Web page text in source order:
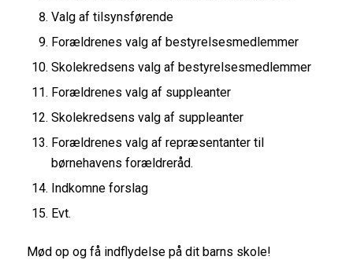
Valg af tilsynsførende
Forældrenes valg af bestyrelsesmedlemmer
Skolekredsens valg af bestyrelsesmedlemmer
Forældrenes valg af suppleanter
Skolekredsens valg af suppleanter
Forældrenes valg af repræsentanter til
børnehavens forældreråd.
Indkomne forslag
Evt.
Mød op og få indflydelse på dit barns skole!